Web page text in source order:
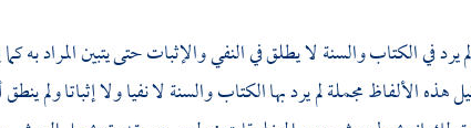
في الكتاب والسنة لا يطلق في النفي والإثبات حتى يتبين المراد به كما
هذه الألفاظ مجملة لم يرد بها الكتاب والسنة لا نفيا ولا إثباتا ولم